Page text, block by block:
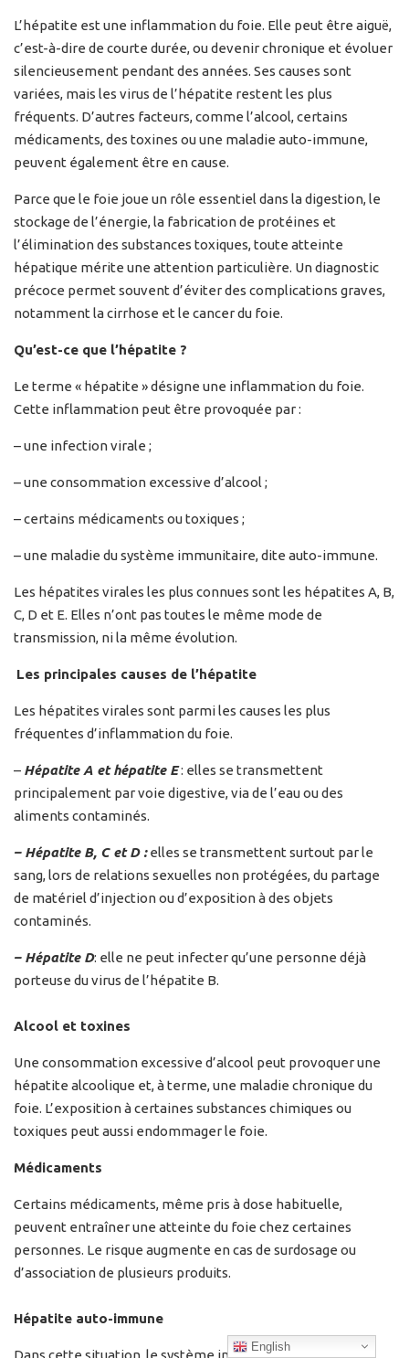
L’hépatite est une inflammation du foie. Elle peut être aiguë,
c’est-à-dire de courte durée, ou devenir chronique et évoluer
silencieusement pendant des années. Ses causes sont
variées, mais les virus de l’hépatite restent les plus
fréquents. D’autres facteurs, comme l’alcool, certains
médicaments, des toxines ou une maladie auto-immune,
peuvent également être en cause.
Parce que le foie joue un rôle essentiel dans la digestion, le
stockage de l’énergie, la fabrication de protéines et
l’élimination des substances toxiques, toute atteinte
hépatique mérite une attention particulière. Un diagnostic
précoce permet souvent d’éviter des complications graves,
notamment la cirrhose et le cancer du foie.
Qu’est-ce que l’hépatite ?
Le terme « hépatite » désigne une inflammation du foie.
Cette inflammation peut être provoquée par :
– une infection virale ;
– une consommation excessive d’alcool ;
– certains médicaments ou toxiques ;
– une maladie du système immunitaire, dite auto-immune.
Les hépatites virales les plus connues sont les hépatites A, B,
C, D et E. Elles n’ont pas toutes le même mode de
transmission, ni la même évolution.
Les principales causes de l’hépatite
Les hépatites virales sont parmi les causes les plus
fréquentes d’inflammation du foie.
– Hépatite A et hépatite E: elles se transmettent
principalement par voie digestive, via de l’eau ou des
aliments contaminés.
– Hépatite B, C et D :elles se transmettent surtout par le
sang, lors de relations sexuelles non protégées, du partage
de matériel d’injection ou d’exposition à des objets
contaminés.
– Hépatite D: elle ne peut infecter qu’une personne déjà
porteuse du virus de l’hépatite B.
Alcool et toxines
Une consommation excessive d’alcool peut provoquer une
hépatite alcoolique et, à terme, une maladie chronique du
foie. L’exposition à certaines substances chimiques ou
toxiques peut aussi endommager le foie.
Médicaments
Certains médicaments, même pris à dose habituelle,
peuvent entraîner une atteinte du foie chez certaines
personnes. Le risque augmente en cas de surdosage ou
d’association de plusieurs produits.
Hépatite auto-immune
Dans cette situation, le système immunitaire attaque par
English